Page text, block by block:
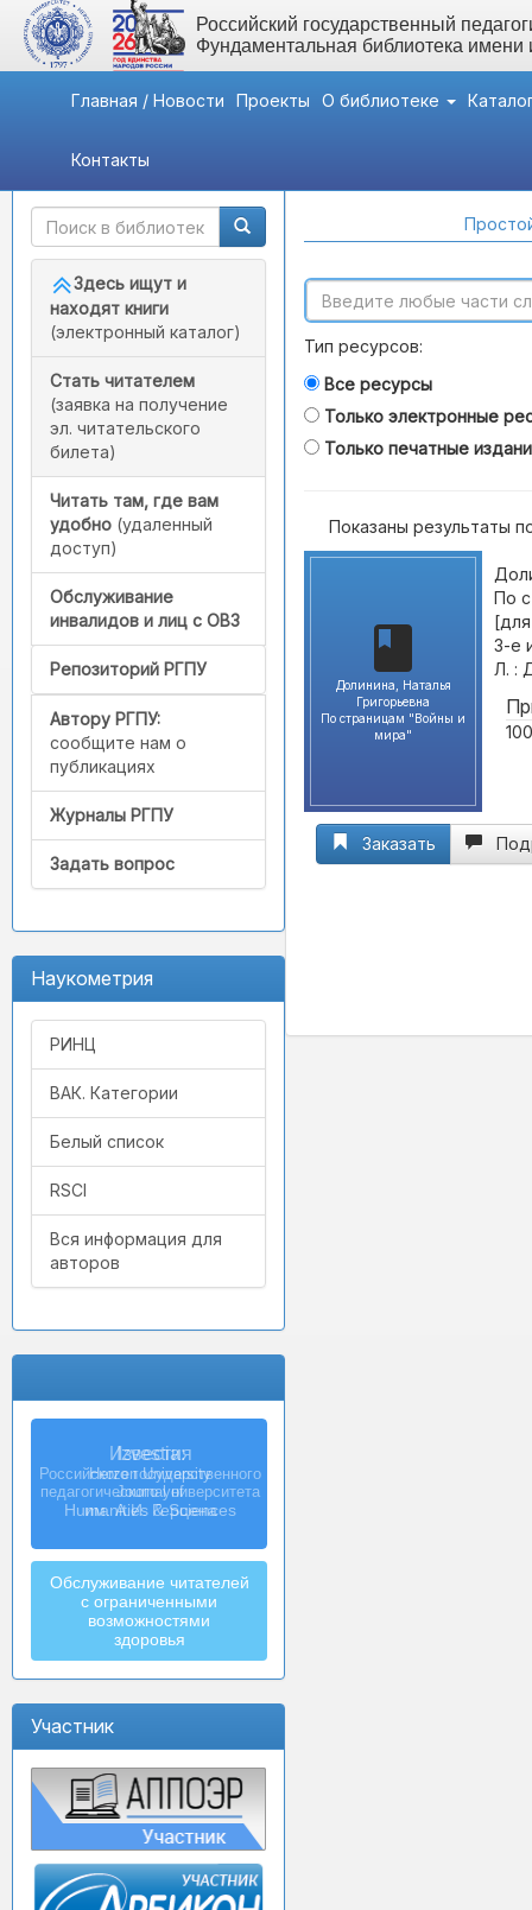
Российский государственный
Фундаментальная библиотека
Главная / Новости Проекты О библиотеке
Контакты
Быстрый доступ
Здесь ищут и
находят книги
(электронный каталог)
Стать читателем
(заявка на получение
эл. читательского
билета)
Читать там, где вам
удобно (удаленный
доступ)
Обслуживание
инвалидов и лиц с ОВЗ
Репозиторий РГПУ
Автору РГПУ:
сообщите нам о
публикациях
Журналы РГПУ
Задать вопрос
Наукометрия
РИНЦ
ВАК. Категории
Белый список
RSCI
Вся информация для
авторов
Известия
Российского государственного
педагогического университета
им. А.И. Герцена
Обслуживание читателей
с ограниченными
возможностями
здоровья
Участник
Тип ресурсов:
Все ресурсы
Только электронные
Только печатные
Показаны результаты
Долинина, Наталья
Григорьевна
По страницам "Войны и
мира"
По
3-е
Л. :
Заказать